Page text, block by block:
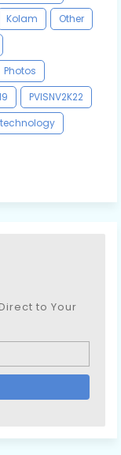
Kolam
Other
Photos
PVISNV2K22
technology
to Your